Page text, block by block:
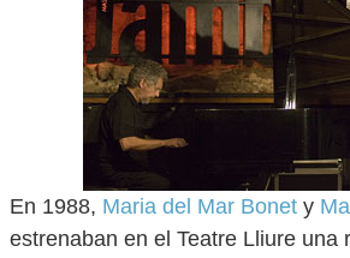
En 1988, Maria del Mar Bonet y
estrenaban en el Teatre Lliure una